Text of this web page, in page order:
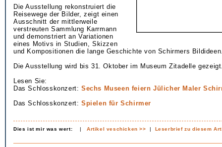
Die Ausstellung rekonstruiert die
Reisewege der Bilder, zeigt einen
Ausschnitt der mittlerweile
verstreuten Sammlung Karrmann
und demonstriert an Variationen
eines Motivs in Studien, Skizzen
und Kompositionen die lange Geschichte von Schirmers
Die Ausstellung wird bis 31. Oktober im Museum Zitadelle
Lesen Sie:
Das Schlosskonzert: Sechs Museen feiern Jülicher Maler
Das Schlosskonzert: Spielen für Schirmer
Dies ist mir was wert: |Artikel veschicken >> | Leserbrief zu diesem